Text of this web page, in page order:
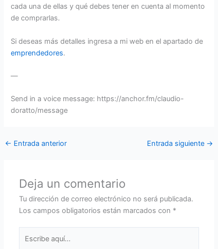
cada una de ellas y qué debes tener en cuenta al momento
de comprarlas.
Si deseas más detalles ingresa a mi web en el apartado de
emprendedores.
—
Send in a voice message: https://anchor.fm/claudio-
doratto/message
← Entrada anterior Entrada siguiente →
Deja un comentario
Tu dirección de correo electrónico no será publicada.
Los campos obligatorios están marcados con *
aquí...